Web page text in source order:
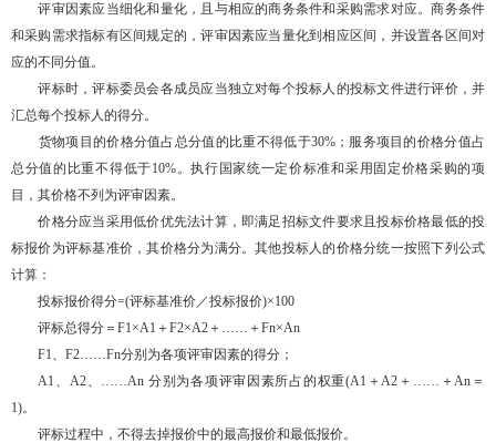
评审因素应当细化和量化，且与相应的商务条件和采购需求对应。商务条件
和采购需求指标有区间规定的，评审因素应当量化到相应区间，并设置各区间对
应的不同分值。
评标时，评标委员会各成员应当独立对每个投标人的投标文件进行评价，并
汇总每个投标人的得分。
货物项目的价格分值占总分值的比重不得低于30%；服务项目的价格分值占
总分值的比重不得低于10%。执行国家统一定价标准和采用固定价格采购的项
目，其价格不列为评审因素。
价格分应当采用低价优先法计算，即满足招标文件要求且投标价格最低的投
标报价为评标基准价，其价格分为满分。其他投标人的价格分统一按照下列公式
计算：
投标报价得分=(评标基准价／投标报价)×100
评标总得分＝F1×A1＋F2×A2＋……＋Fn×An
F1、F2……Fn分别为各项评审因素的得分；
A1、A2、……An 分别为各项评审因素所占的权重(A1＋A2＋……＋An＝
1)。
评标过程中，不得去掉报价中的最高报价和最低报价。